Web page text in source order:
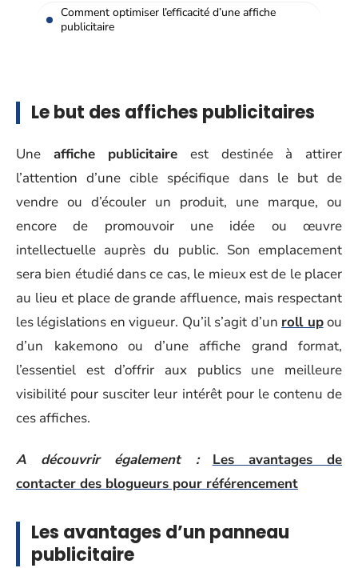
Comment optimiser l’efficacité d’une affiche
publicitaire
Le but des affiches publicitaires
Une affiche publicitaire est destinée à attirer
l’attention d’une cible spécifique dans le but de
vendre ou d’écouler un produit, une marque, ou
encore de promouvoir une idée ou œuvre
intellectuelle auprès du public. Son emplacement
sera bien étudié dans ce cas, le mieux est de le placer
au lieu et place de grande affluence, mais respectant
les législations en vigueur. Qu’il s’agit d’un roll upou
d’un kakemono ou d’une affiche grand format,
l’essentiel est d’offrir aux publics une meilleure
visibilité pour susciter leur intérêt pour le contenu de
ces affiches.
A découvrir également :
Les avantages de
contacter des blogueurs pour référencement
Les avantages d’un panneau
publicitaire